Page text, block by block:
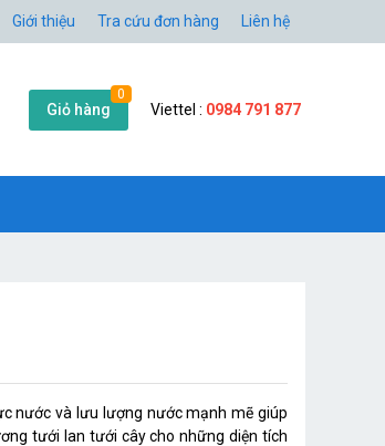
Giới thiệu Tra cứu đơn hàng Liên hệ
Giỏ hàng
0
Viettel : 0984 791 877
nước và lưu lượng nước mạnh mẽ giúp
tưới lan tưới cây cho những diện tích